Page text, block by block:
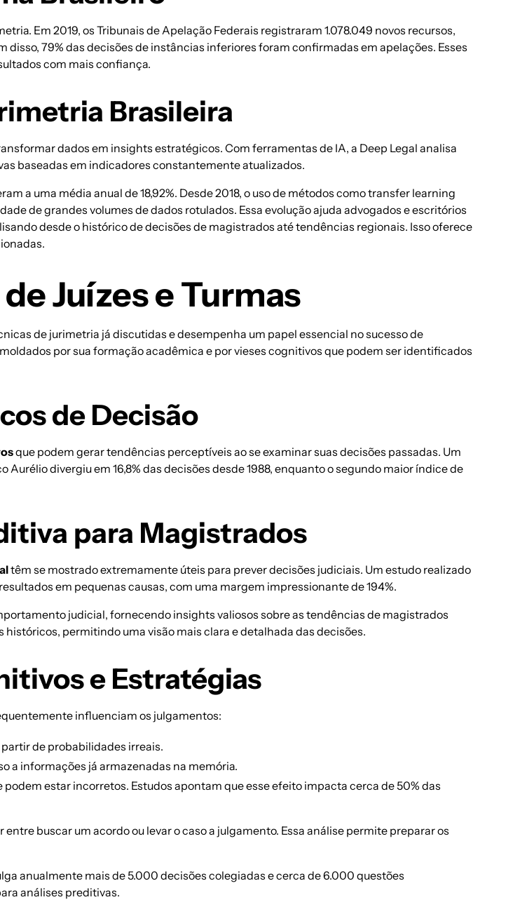
Em 2019, os Tribunais de Apelação Federais registraram 1.078.049 novos recursos,
disso, 79% das decisões de instâncias inferiores foram confirmadas em apelações. Esses
com mais confiança.
Brasileira
dados em insights estratégicos. Com ferramentas de IA, a Deep Legal analisa
baseadas em indicadores constantemente atualizados.
a uma média anual de 18,92%. Desde 2018, o uso de métodos como transfer learning
de grandes volumes de dados rotulados. Essa evolução ajuda advogados e escritórios
desde o histórico de decisões de magistrados até tendências regionais. Isso oferece
Juízes e Turmas
de jurimetria já discutidas e desempenha um papel essencial no sucesso de
por sua formação acadêmica e por vieses cognitivos que podem ser identificados
de Decisão
que podem gerar tendências perceptíveis ao se examinar suas decisões passadas. Um
divergiu em 16,8% das decisões desde 1988, enquanto o segundo maior índice de
para Magistrados
têm se mostrado extremamente úteis para prever decisões judiciais. Um estudo realizado
em pequenas causas, com uma margem impressionante de 194%.
judicial, fornecendo insights valiosos sobre as tendências de magistrados
históricos, permitindo uma visão mais clara e detalhada das decisões.
e Estratégias
influenciam os julgamentos:
de probabilidades irreais.
a informações já armazenadas na memória.
estar incorretos. Estudos apontam que esse efeito impacta cerca de 50% das
buscar um acordo ou levar o caso a julgamento. Essa análise permite preparar os
anualmente mais de 5.000 decisões colegiadas e cerca de 6.000 questões
análises preditivas.